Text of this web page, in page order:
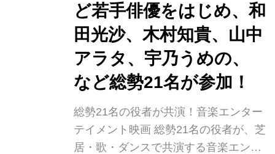
諏訪珠理・上村侑が参加 メモリアルパ
ーティ参加者の無理難題を孤軍奮闘し
解決するスタッフ役は安野澄（『呪怨
～呪いの家～』三宅唱 監...
ど若手俳優をはじめ、和
田光沙、木村知貴、山中
アラタ、宇乃うめの、
など総勢21名が参加！
総勢21名の役者が共演！音楽エンター
テイメント映画 総勢21名の役者が、芝
居・歌・ダンスで共演する音楽エンタ